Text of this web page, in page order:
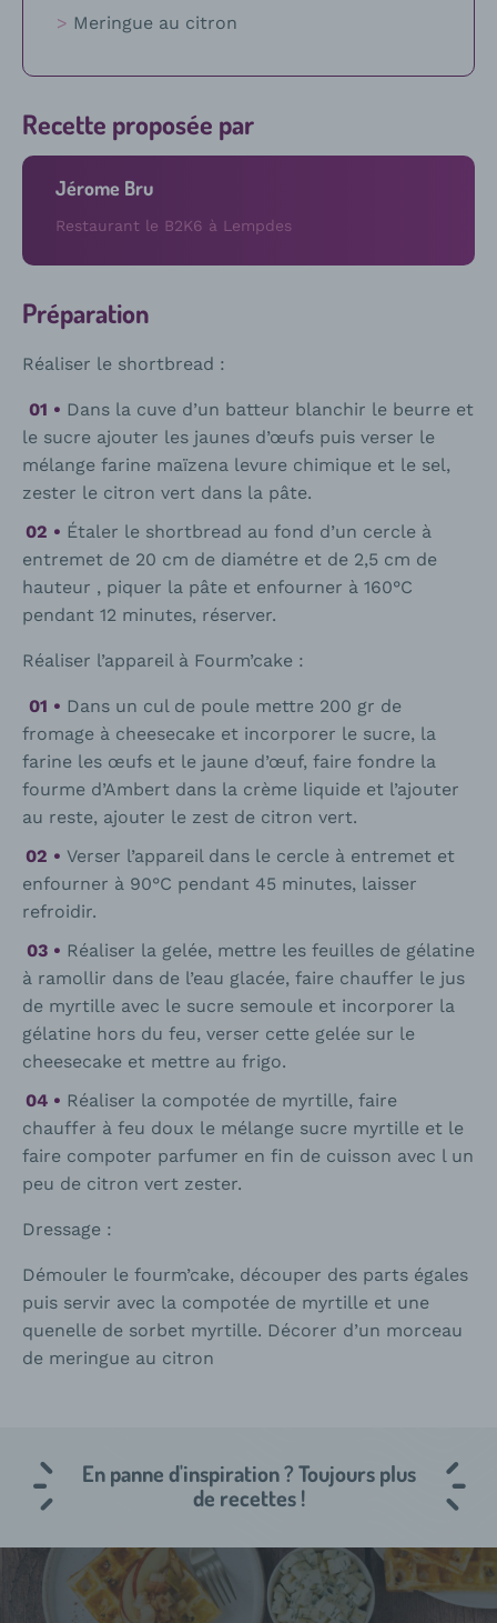
Meringue au citron
Recette proposée par
Jérome Bru
Restaurant le B2K6 à Lempdes
Préparation
Réaliser le shortbread :
Dans la cuve d’un batteur blanchir le beurre et
le sucre ajouter les jaunes d’œufs puis verser le
mélange farine maïzena levure chimique et le sel,
zester le citron vert dans la pâte.
Étaler le shortbread au fond d’un cercle à
entremet de 20 cm de diamétre et de 2,5 cm de
hauteur , piquer la pâte et enfourner à 160°C
pendant 12 minutes, réserver.
Réaliser l’appareil à Fourm’cake :
Dans un cul de poule mettre 200 gr de
fromage à cheesecake et incorporer le sucre, la
farine les œufs et le jaune d’œuf, faire fondre la
fourme d’Ambert dans la crème liquide et l’ajouter
au reste, ajouter le zest de citron vert.
Verser l’appareil dans le cercle à entremet et
enfourner à 90°C pendant 45 minutes, laisser
refroidir.
Réaliser la gelée, mettre les feuilles de gélatine
à ramollir dans de l’eau glacée, faire chauffer le jus
de myrtille avec le sucre semoule et incorporer la
gélatine hors du feu, verser cette gelée sur le
cheesecake et mettre au frigo.
Réaliser la compotée de myrtille, faire
chauffer à feu doux le mélange sucre myrtille et le
faire compoter parfumer en fin de cuisson avec l un
peu de citron vert zester.
Dressage :
Démouler le fourm’cake, découper des parts égales
puis servir avec la compotée de myrtille et une
quenelle de sorbet myrtille. Décorer d’un morceau
de meringue au citron
En panne d'inspiration ? Toujours plus
de recettes !